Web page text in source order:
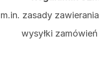
zasady
wysyłki